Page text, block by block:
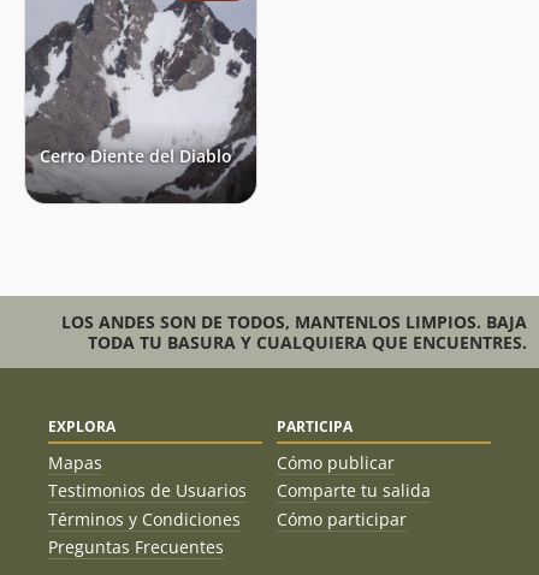
Cerro Diente del Diablo
LOS ANDES SON DE TODOS, MANTENLOS LIMPIOS. BAJA
TODA TU BASURA Y CUALQUIERA QUE ENCUENTRES.
EXPLORA
Mapas
Testimonios de Usuarios
Términos y Condiciones
Preguntas Frecuentes
PARTICIPA
Cómo publicar
Comparte tu salida
Cómo participar